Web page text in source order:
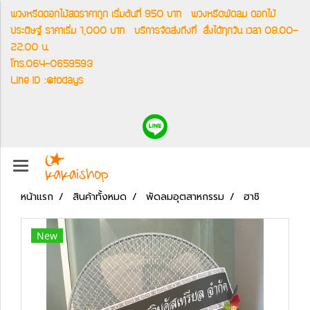
พวงหรีดดอกไม้สดราคาถูก เริ่มต้นที่ 950 บาท พวงหรีดพัดลม ดอกไม้
ประดิษฐ์ ราคาเริ่ม 1,000 บาท บริการจัดส่งถึงที่ สั่งได้ทุกวัน เวลา 08.00-
22.00 น.
โทร.064-0659593
Line ID :@todays
หน้าแรก สินค้าทั้งหมด พัดลมอุตสาหกรรม ฮาชิ
New